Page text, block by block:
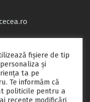
județul
fişiere de tip
și
ta pe
Te informăm că
politicile pentru a
recente modificări